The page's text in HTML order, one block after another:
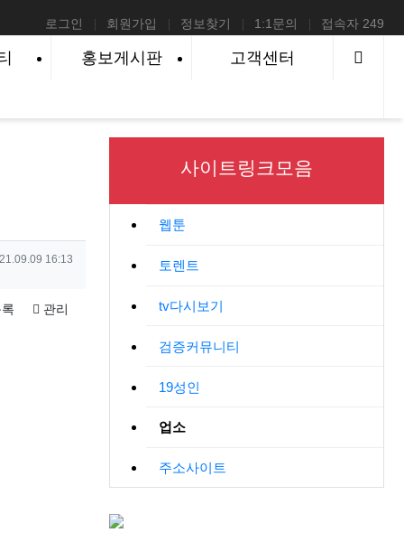
로그인 회원가입 정보찾기 1:1문의 접속자 249
홍보게시판 고객센터
일 16:13
관리
사이트링크모음
웹툰
토렌트
tv다시보기
검증커뮤니티
19성인
업소
주소사이트